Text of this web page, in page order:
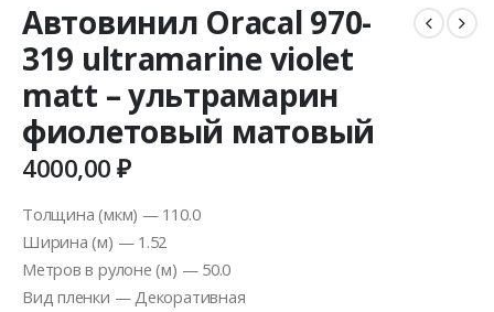
Автовинил Oracal 970-
319 ultramarine violet
matt – ультрамарин
фиолетовый матовый
4000,00₽
Толщина (мкм) — 110.0
Ширина (м) — 1.52
Метров в рулоне (м) — 50.0
Вид пленки — Декоративная